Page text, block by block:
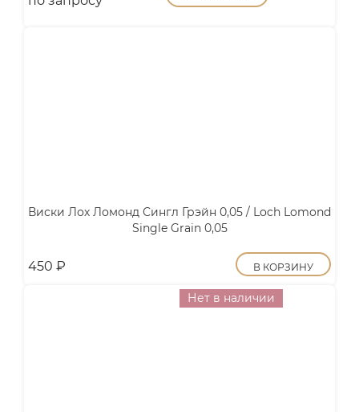
Виски Лох Ломонд Сингл Грэйн 0,05 / Loch Lomond
Single Grain 0,05
450 ₽ В КОРЗИНУ
Нет в наличии